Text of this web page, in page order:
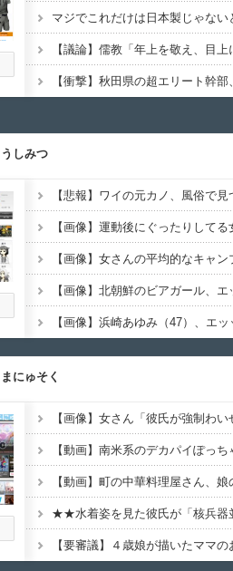
うしみつ
【悲報】ワイの元カノ、風俗で見
まにゅそく